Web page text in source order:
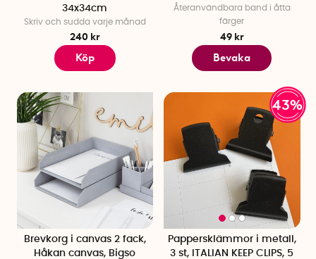
34x34cm
Skriv och sudda varje månad
240 kr
Köp
Återanvändbara band i åtta
färger
49 kr
Bevaka
Brevkorg i canvas 2 fack,
Håkan canvas, Bigso
43%
Pappersklämmor i metall,
3 st, ITALIAN KEEP CLIPS, 5